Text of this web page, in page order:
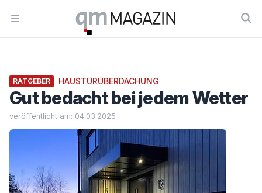
Open menu
Workflow
RATGEBER HAUSTÜRÜBERDACHUNG
Gut bedacht bei jedem Wetter
veröffentlicht am: 04.03.2025